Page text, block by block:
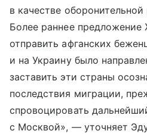
в качестве
Более раннее предложение
отправить афганских
и на Украину было
заставить эти страны
последствия миграции,
спровоцировать
с Москвой», — уточняет